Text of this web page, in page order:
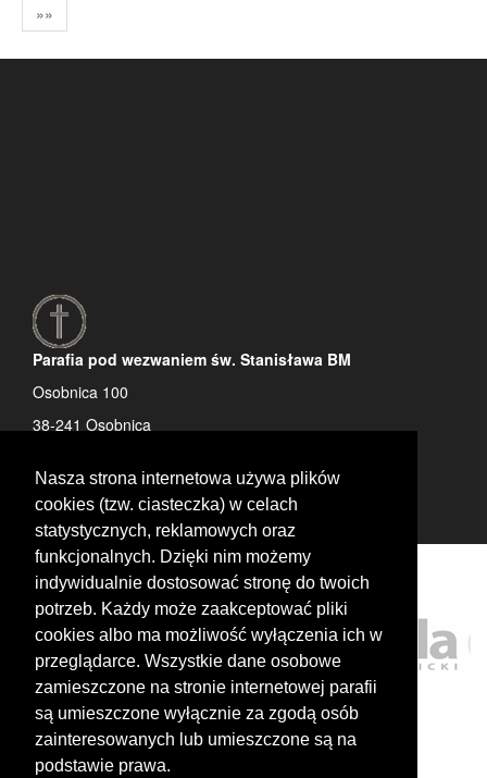
Nasza strona internetowa używa plików
cookies (tzw. ciasteczka) w celach
statystycznych, reklamowych oraz
funkcjonalnych. Dzięki nim możemy
indywidualnie dostosować stronę do twoich
potrzeb. Każdy może zaakceptować pliki
cookies albo ma możliwość wyłączenia ich w
przeglądarce. Wszystkie dane osobowe
zamieszczone na stronie internetowej parafii
są umieszczone wyłącznie za zgodą osób
zainteresowanych lub umieszczone są na
podstawie prawa.
»»
Parafia pod wezwaniem św. Stanisława BM
Osobnica 100
38-241 Osobnica